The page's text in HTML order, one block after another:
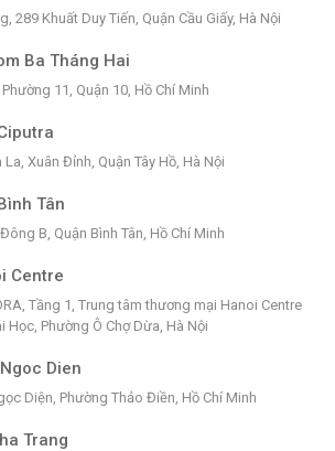
289 Khuất Duy Tiến, Quận Cầu Giấy, Hà Nội
Ba Tháng Hai
11, Quận 10, Hồ Chí Minh
Xuân Đỉnh, Quận Tây Hồ, Hà Nội
Tân
B, Quận Bình Tân, Hồ Chí Minh
Centre
Tầng 1, Trung tâm thương mại Hanoi Centre
Học, Phường Ô Chợ Dừa, Hà Nội
Dien
Diện, Phường Thảo Điền, Hồ Chí Minh
Trang